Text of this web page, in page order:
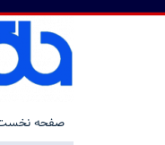
صفحه